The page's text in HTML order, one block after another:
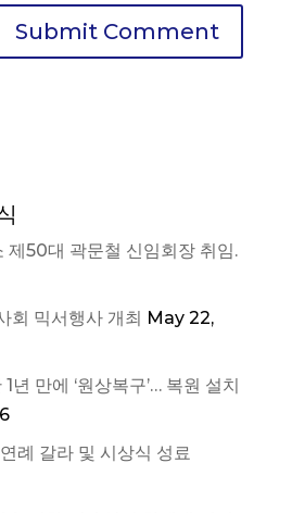
제50대 곽문철 신임회장 취임.
회 믹서행사 개최 May 22,
년 만에 ‘원상복구’… 복원 설치
례 갈라 및 시상식 성료